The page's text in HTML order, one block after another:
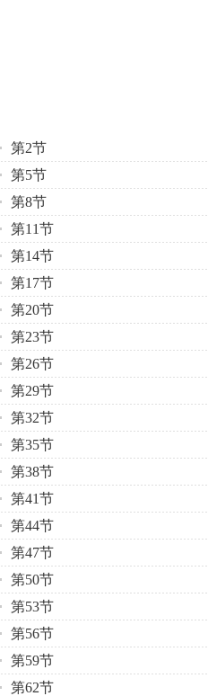
第2节
第5节
第8节
第11节
第14节
第17节
第20节
第23节
第26节
第29节
第32节
第35节
第38节
第41节
第44节
第47节
第50节
第53节
第56节
第59节
第62节